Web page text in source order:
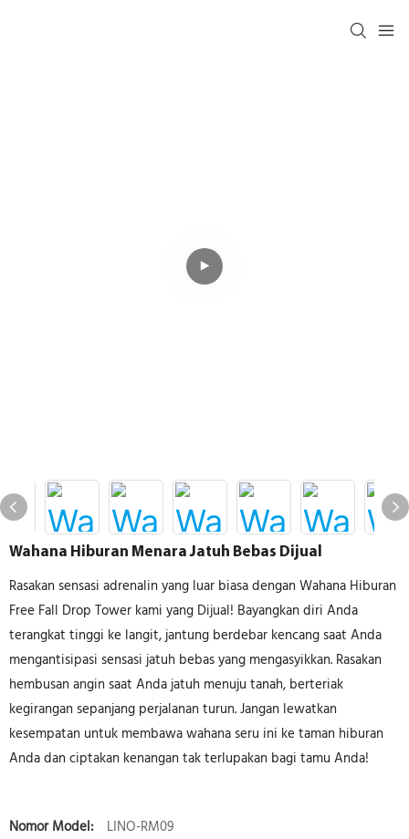
Wahana Hiburan Menara Jatuh Bebas Dijual
Rasakan sensasi adrenalin yang luar biasa dengan Wahana Hiburan
Free Fall Drop Tower kami yang Dijual! Bayangkan diri Anda
terangkat tinggi ke langit, jantung berdebar kencang saat Anda
mengantisipasi sensasi jatuh bebas yang mengasyikkan. Rasakan
hembusan angin saat Anda jatuh menuju tanah, berteriak
kegirangan sepanjang perjalanan turun. Jangan lewatkan
kesempatan untuk membawa wahana seru ini ke taman hiburan
Anda dan ciptakan kenangan tak terlupakan bagi tamu Anda!
Nomor Model:
LINO-RM09